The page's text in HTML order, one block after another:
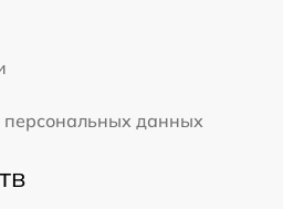
персональных данных